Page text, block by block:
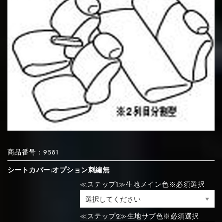
④Brown ⑤Dark Brown ⑥Yellow
⑦Blue
⑪Black
①Beige ②Gray ③Red
④Brown ⑤Dark Brown ⑥Yellow
⑦Blue ⑧Orange ⑨Pink
①Beige ②Gray ③Red
⑧Orange ⑨Pink
刺繍は下記21種類からご選択ください。
①Black ②Gray ③Light gray
④Beige
刺繍は下記21種類からご選択ください。
①Black ②Gray ③Light gray
④Beige ⑤Ivory ⑥Red
商品番号：9581
シートカバー:オプション刺繡無
≪ステップ1≫生地メイン色※必須選択
≪ステップ2≫生地サブ色※必須選択